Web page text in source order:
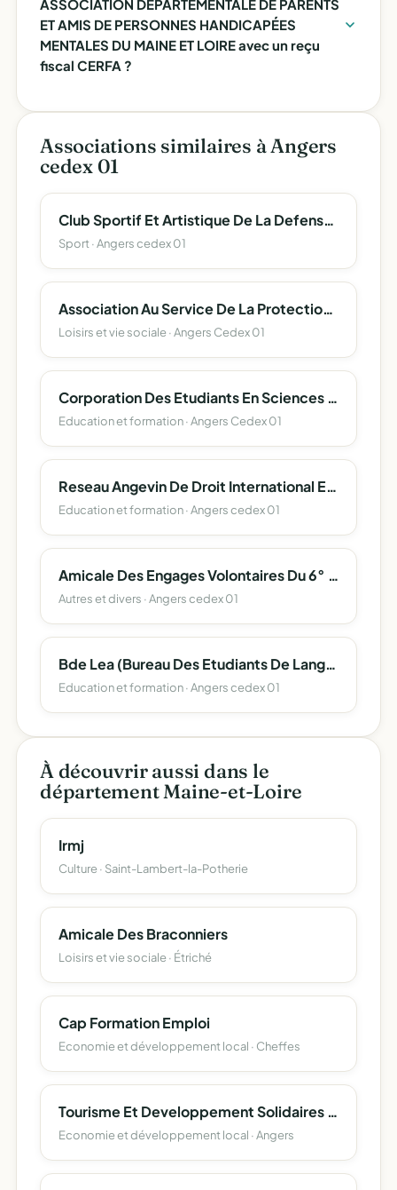
ASSOCIATION DÉPARTEMENTALE DE PARENTS
ET AMIS DE PERSONNES HANDICAPÉES
MENTALES DU MAINE ET LOIRE avec un reçu
fiscal CERFA ?
Associations similaires à Angers
cedex 01
Club Sportif Et Artistique De La Defense D'angers
Sport · Angers cedex 01
Association Au Service De La Protection Et L'accompagnement Des Majeurs 49
Loisirs et vie sociale · Angers Cedex 01
Corporation Des Etudiants En Sciences D'angers (Corpo Sciences Angers)
Education et formation · Angers Cedex 01
Reseau Angevin De Droit International Et Europeen
Education et formation · Angers cedex 01
Amicale Des Engages Volontaires Du 6° Regiment Du Genie
Autres et divers · Angers cedex 01
Bde Lea (Bureau Des Etudiants De Langues Etrangeres Appliquees) Angers
Education et formation · Angers cedex 01
À découvrir aussi dans le
département Maine-et-Loire
Irmj
Culture · Saint-Lambert-la-Potherie
Amicale Des Braconniers
Loisirs et vie sociale · Étriché
Cap Formation Emploi
Economie et développement local · Cheffes
Tourisme Et Developpement Solidaires - Voyage (Tds Voyage)
Economie et développement local · Angers